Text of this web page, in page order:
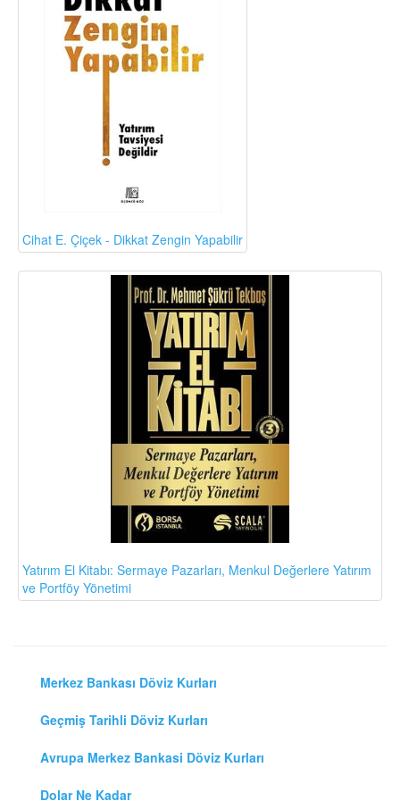
Cihat E. Çiçek - Dikkat Zengin Yapabilir
Yatırım El Kitabı: Sermaye Pazarları, Menkul Değerlere Yatırım
ve Portföy Yönetimi
Merkez Bankası Döviz Kurları
Geçmiş Tarihli Döviz Kurları
Avrupa Merkez Bankasi Döviz Kurları
Dolar Ne Kadar